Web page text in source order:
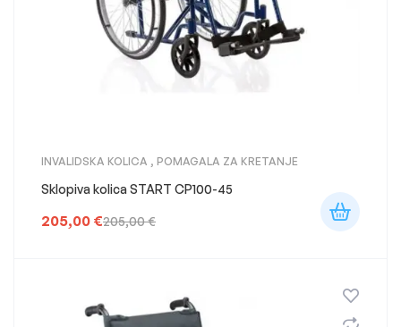
INVALIDSKA KOLICA , POMAGALA ZA KRETANJE
Sklopiva kolica START CP100-45
205,00€
205,00 €